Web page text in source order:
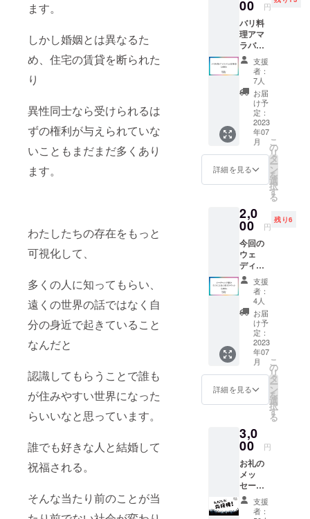
ます。
しかし婚姻とは異なるた
め、住宅の賃貸を断られた
り
異性同士なら受けられるは
ずの権利が与えられていな
いこともまだまだ多くあり
ます。
わたしたちの存在をもっと
可視化して、
多くの人に知ってもらい、
遠くの世界の話ではなく自
分の身近で起きていること
なんだと
認識してもらうことで誰も
が住みやすい世界になった
らいいなと思っています。
誰でも好きな人と結婚して
祝福される。
そんな当たり前のことが当
ディ
ワーク
です。
体のポ
イント
に優し
く触れ
ること
により
「反射
の統
合」
「身体
の発
進めて
いきま
る・イ
スに座
る・等
の体勢
で受け
ること
ができ
ます。
「こど
もも
おとな
も 発
達す
る」 し
に向
かっ
い切っ
て一歩
踏み出
せる。
自分の
好き・
得意な
分野で
活躍し
いた方
接やり
とりの
ため御
連絡先
をお伝
えしま
す。
オスス
メ】 ・
新しく
事業を
立ち上
げた方
・すで
にある
サイト
をリ
ニュー
アルし
たい方
・事業
を伸ば
して行
ブサイ
トがな
なの
か】 社
会的信
用を測
るのに
まずは
ウェブ
サイト
チェッ
クされ
るた
績がな
い時や
上げ時
にこ
そ、
ウェブ
サイト
を持つ
必要性
があり
00 円
バリ料
理アマ
ラバリ
(大阪市
都島区
通2-6-4)
でお食
事を楽
しめる
チケッ
トで
す。 有
効期限
10月31
日
nstagra
m.com/
amarab
ali_osa
ka?
igshid=
NTc4M
TIwNjQ
2YQ==
※ご購入
いただ
いた方
にお食
事券を
郵送致
しま
す。 チ
に御連
絡先を
アマラ
バリさ
んにお
伝えし
ます。
支援
者：
7人
お届
け予
定：
2023
年07
月
詳細を見る
こ
の
リ
タ
ー
ン
を
選
択
す
る
2,0
00 円
残り6
今回の
ウェ
ディン
グ衣装
（西村
和子着
用）を
仕立て
た 大西
智子さ
んによ
るオー
ダーメ
イド服
を仕立
てる為
チケッ
トで
す。 い
つか
オー
ダーメ
イド服
を仕立
支援
者：
4人
お届
け予
定：
2023
年07
月
詳細を見る
こ
の
リ
タ
ー
ン
を
選
択
す
る
3,0
00 円
お礼の
メッ
セージ
にあり
がとう
支援
者：